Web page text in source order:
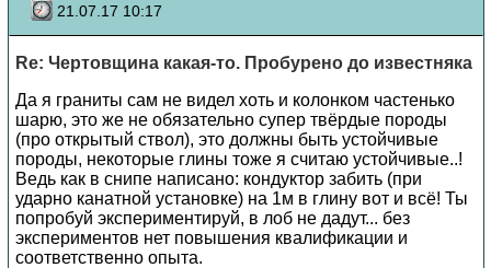
21.07.17 10:17
Re: Чертовщина какая-то. Пробурено до известняка
Да я граниты сам не видел хоть и колонком частенько
шарю, это же не обязательно супер твёрдые породы
(про открытый ствол), это должны быть устойчивые
породы, некоторые глины тоже я считаю устойчивые..!
Ведь как в снипе написано: кондуктор забить (при
ударно канатной установке) на 1м в глину вот и всё! Ты
попробуй экспериментируй, в лоб не дадут... без
экспериментов нет повышения квалификации и
соответственно опыта.